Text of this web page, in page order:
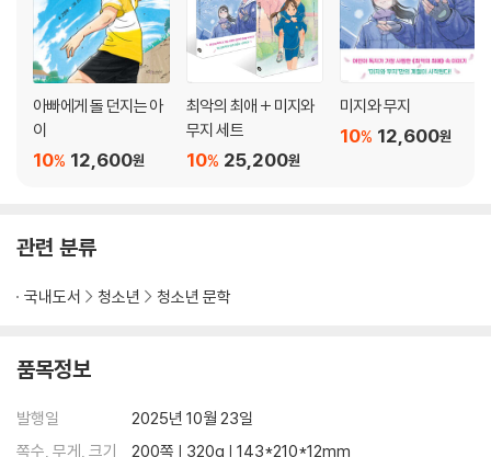
아빠에게 돌 던지는 아
이
12,600원
10%
최악의 최애 + 미지와
무지 세트
25,200원
10%
미지와 무지
12,600원
10%
관련 분류
국내도서 청소년 청소년 문학
품목정보
발행일
2025년 10월 23일
쪽수, 무게, 크기
200쪽 | 320g | 143*210*12mm